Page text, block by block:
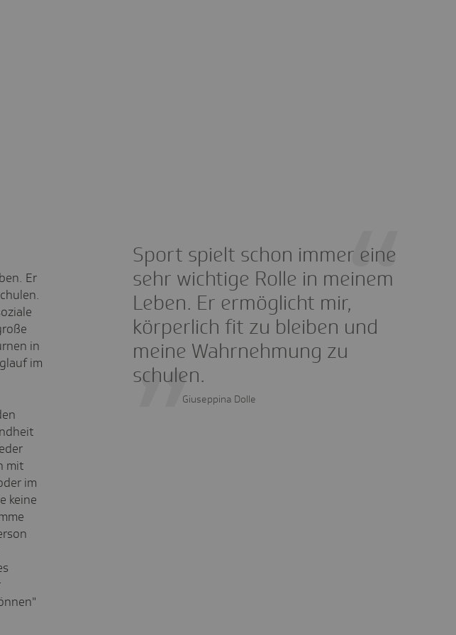
Er
in
im
Sport spielt schon immer eine
sehr wichtige Rolle in meinem
Leben. Er ermöglicht mir,
körperlich fit zu bleiben und
meine Wahrnehmung zu
schulen.
Giuseppina Dolle
mit
im
keine